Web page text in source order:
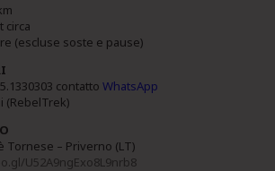
circa
(escluse soste e pause)
contatto WhatsApp
(RebelTrek)
Tornese – Priverno (LT)
U52A9ngExo8L9nrb8